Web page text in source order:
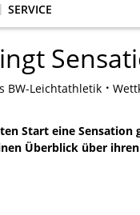
SERVICE
BW-Leichtathletik
Start eine Sensation
Überblick über